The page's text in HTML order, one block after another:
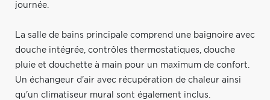
journée.
La salle de bains principale comprend une baignoire avec
douche intégrée, contrôles thermostatiques, douche
pluie et douchette à main pour un maximum de confort.
Un échangeur d'air avec récupération de chaleur ainsi
qu'un climatiseur mural sont également inclus.